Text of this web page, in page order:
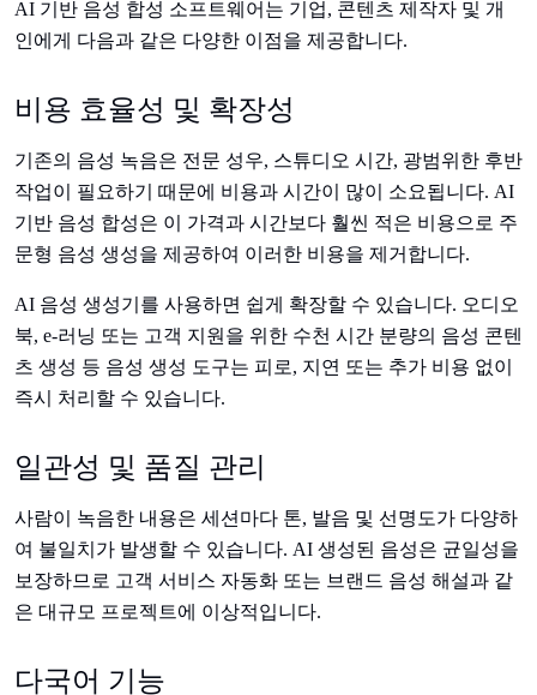
AI 기반 음성 합성 소프트웨어는 기업, 콘텐츠 제작자 및 개
인에게 다음과 같은 다양한 이점을 제공합니다.
비용 효율성 및 확장성
기존의 음성 녹음은 전문 성우, 스튜디오 시간, 광범위한 후반
작업이 필요하기 때문에 비용과 시간이 많이 소요됩니다. AI
기반 음성 합성은 이 가격과 시간보다 훨씬 적은 비용으로 주
문형 음성 생성을 제공하여 이러한 비용을 제거합니다.
AI 음성 생성기를 사용하면 쉽게 확장할 수 있습니다. 오디오
북, e-러닝 또는 고객 지원을 위한 수천 시간 분량의 음성 콘텐
츠 생성 등 음성 생성 도구는 피로, 지연 또는 추가 비용 없이
즉시 처리할 수 있습니다.
일관성 및 품질 관리
사람이 녹음한 내용은 세션마다 톤, 발음 및 선명도가 다양하
여 불일치가 발생할 수 있습니다. AI 생성된 음성은 균일성을
보장하므로 고객 서비스 자동화 또는 브랜드 음성 해설과 같
은 대규모 프로젝트에 이상적입니다.
다국어 기능